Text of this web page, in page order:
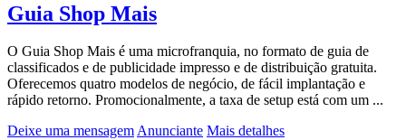
Guia Shop Mais
O Guia Shop Mais é uma microfranquia, no formato de guia de
classificados e de publicidade impresso e de distribuição gratuita.
Oferecemos quatro modelos de negócio, de fácil implantação e
rápido retorno. Promocionalmente, a taxa de setup está com um ...
Deixe uma mensagemAnunciante Mais detalhes